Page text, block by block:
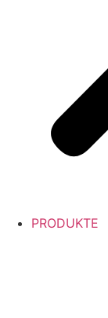
PRODUKTE